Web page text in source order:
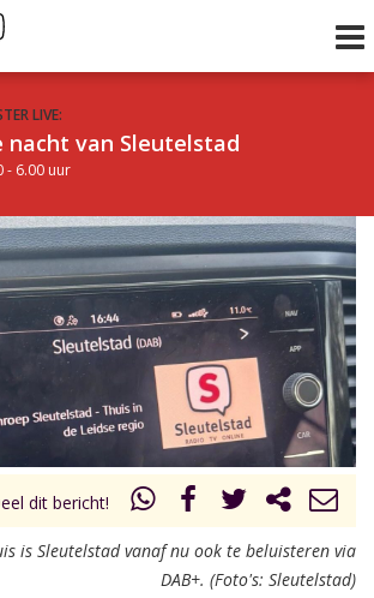
LIVE:
nacht van Sleutelstad
- 6.00 uur
Sleutelstad
uur 1 van 0 Volgend uur
dit bericht!
is Sleutelstad vanaf nu ook te beluisteren via
DAB+. (Foto's: Sleutelstad)